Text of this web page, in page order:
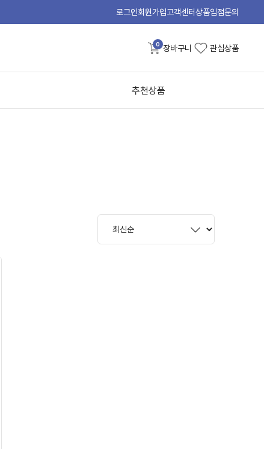
로그인회원가입고객센터상품입점문의
0 장바구니 관심상품
추천상품